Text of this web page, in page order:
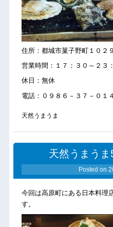
住所：都城市菓子野町１０２
営業時間：１７：３０～２３
休日：無休
電話：０９８６－３７－０１
天然うまうま
天然うまう
Posted on
今回は高原町にある日本料理
す。